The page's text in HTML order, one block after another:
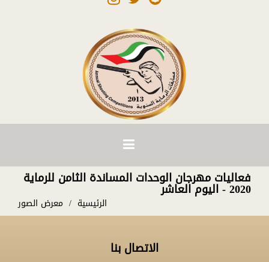
فعاليات مهرجان الوحدات المساندة الثامن للرماية
2020 - اليوم العاشر
الرئيسية معرض الصور
الاتصال بنا